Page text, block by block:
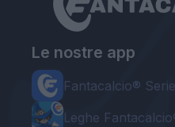
Le nostre app
Fantacalcio®
Leghe